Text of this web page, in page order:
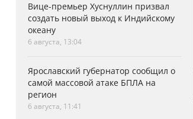
Вице-премьер Хуснуллин призвал
создать новый выход к Индийскому
океану
6 августа, 13:04
Ярославский губернатор сообщил о
самой массовой атаке БПЛА на
регион
6 августа, 11:41